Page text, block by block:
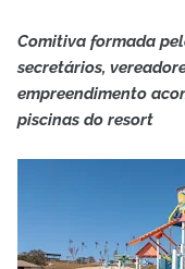
Comitiva formada
secretários,
empreendimento
piscinas do resort